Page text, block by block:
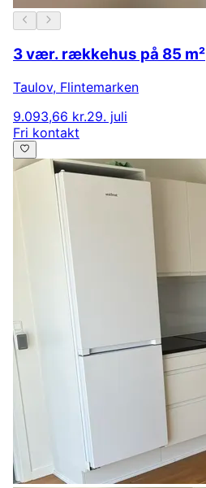
3 vær. rækkehus på 85 m²
Taulov, Flintemarken
9.093,66 kr.29. juli
Fri kontakt